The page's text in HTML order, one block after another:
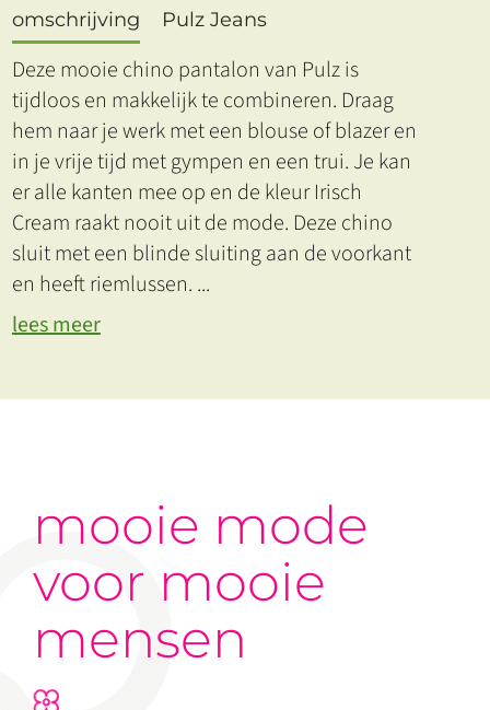
omschrijving Pulz Jeans
Deze mooie chino pantalon van Pulz is
tijdloos en makkelijk te combineren. Draag
hem naar je werk met een blouse of blazer en
in je vrije tijd met gympen en een trui. Je kan
er alle kanten mee op en de kleur Irisch
Cream raakt nooit uit de mode. Deze chino
sluit met een blinde sluiting aan de voorkant
en heeft riemlussen. ...
lees meer
mooie mode
voor mooie
mensen